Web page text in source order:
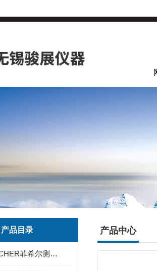
产品目录
德国FISCHER菲希尔测厚仪
产品中心